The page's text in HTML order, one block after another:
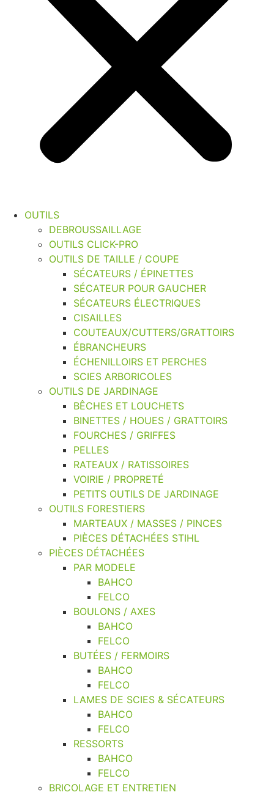
OUTILS
DEBROUSSAILLAGE
OUTILS CLICK-PRO
OUTILS DE TAILLE / COUPE
SÉCATEURS / ÉPINETTES
SÉCATEUR POUR GAUCHER
SÉCATEURS ÉLECTRIQUES
CISAILLES
COUTEAUX/CUTTERS/GRATTOIRS
ÉBRANCHEURS
ÉCHENILLOIRS ET PERCHES
SCIES ARBORICOLES
OUTILS DE JARDINAGE
BÊCHES ET LOUCHETS
BINETTES / HOUES / GRATTOIRS
FOURCHES / GRIFFES
PELLES
RATEAUX / RATISSOIRES
VOIRIE / PROPRETÉ
PETITS OUTILS DE JARDINAGE
OUTILS FORESTIERS
MARTEAUX / MASSES / PINCES
PIÈCES DÉTACHÉES STIHL
PIÈCES DÉTACHÉES
PAR MODELE
BAHCO
FELCO
BOULONS / AXES
BAHCO
FELCO
BUTÉES / FERMOIRS
BAHCO
FELCO
LAMES DE SCIES & SÉCATEURS
BAHCO
FELCO
RESSORTS
BAHCO
FELCO
BRICOLAGE ET ENTRETIEN